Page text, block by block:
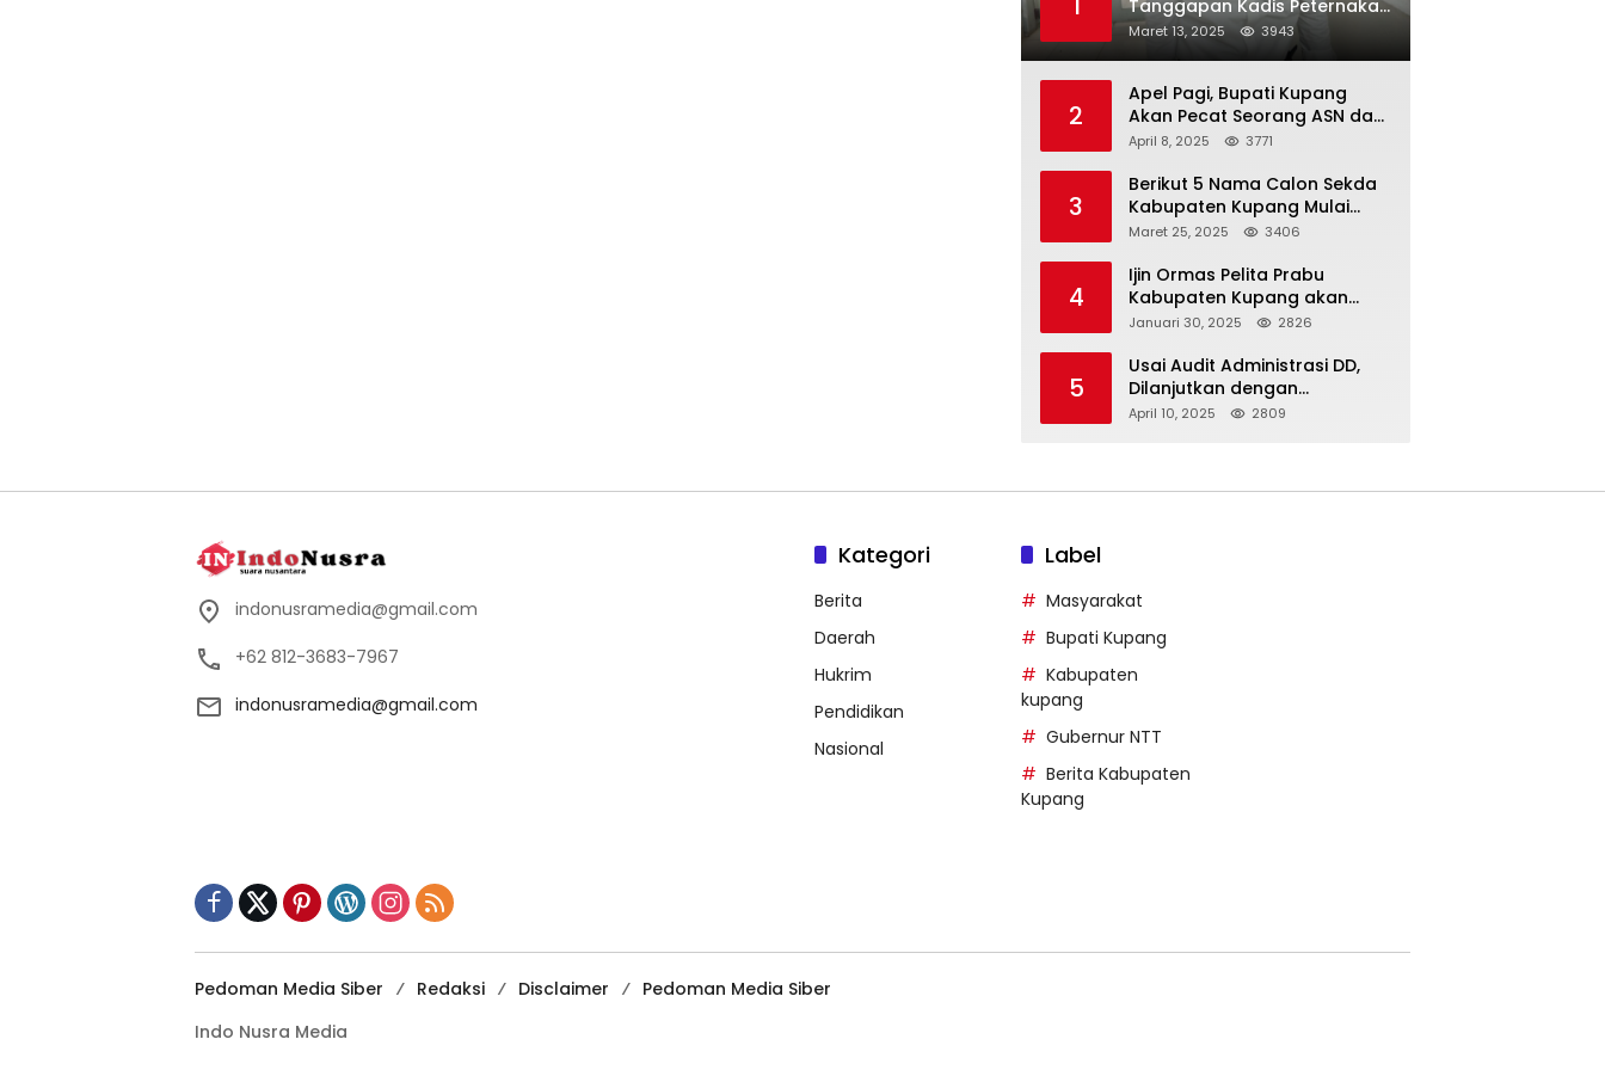
Tanggapan Kadis Peternakan
Kabupaten Kupang
Maret 13, 2025 3943
2
Apel Pagi, Bupati Kupang
Akan Pecat Seorang ASN dan
Kepala Desa
April 8, 2025 3771
3
Berikut 5 Nama Calon Sekda
Kabupaten Kupang Mulai
Muncul
Maret 25, 2025 3406
4
Ijin Ormas Pelita Prabu
Kabupaten Kupang akan
Dicabut
Januari 30, 2025 2826
5
Usai Audit Administrasi DD,
Dilanjutkan dengan
Pemeriksaan Fisik
April 10, 2025 2809
indonusramedia@gmail.com
+62 812-3683-7967
indonusramedia@gmail.com
Kategori
Berita
Daerah
Hukrim
Pendidikan
Nasional
Label
Masyarakat
Bupati Kupang
Kabupaten
kupang
Gubernur NTT
Berita Kabupaten
Kupang
Pedoman Media Siber Redaksi Disclaimer
Pedoman Media Siber
Indo Nusra Media